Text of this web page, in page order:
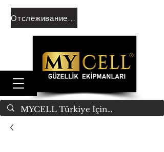
Отслеживание заказа